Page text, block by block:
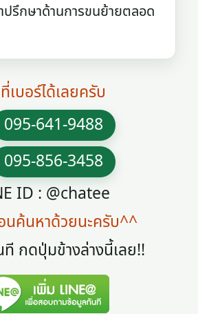
ปรึกษาด้านการขนย้ายตลอด
เบอร์ได้เลยครับ
095-641-9488
095-856-3458
ID : @chatee
นค้นหาด้วยนะครับ^^
กดปุ่มข้างล่างนี้เลย!!